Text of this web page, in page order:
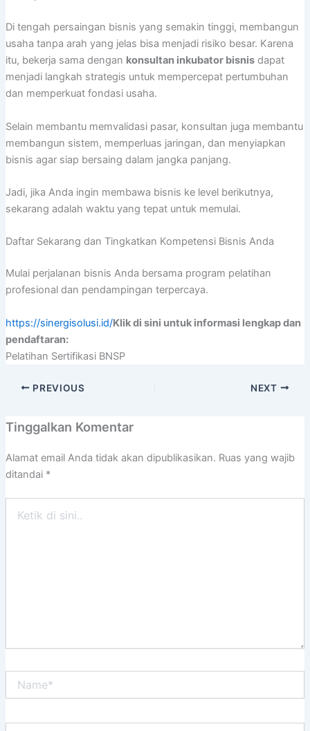
Di tengah persaingan bisnis yang semakin tinggi, membangun
usaha tanpa arah yang jelas bisa menjadi risiko besar. Karena
itu, bekerja sama dengan konsultan inkubator bisnisdapat
menjadi langkah strategis untuk mempercepat pertumbuhan
dan memperkuat fondasi usaha.
Selain membantu memvalidasi pasar, konsultan juga membantu
membangun sistem, memperluas jaringan, dan menyiapkan
bisnis agar siap bersaing dalam jangka panjang.
Jadi, jika Anda ingin membawa bisnis ke level berikutnya,
sekarang adalah waktu yang tepat untuk memulai.
Daftar Sekarang dan Tingkatkan Kompetensi Bisnis Anda
Mulai perjalanan bisnis Anda bersama program pelatihan
profesional dan pendampingan terpercaya.
https://sinergisolusi.id/Klik di sini untuk informasi lengkap dan
pendaftaran:
Pelatihan Sertifikasi BNSP
PREVIOUS NEXT
Tinggalkan Komentar
Alamat email Anda tidak akan dipublikasikan. Ruas yang wajib
ditandai *